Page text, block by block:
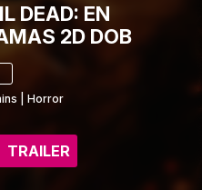
DEAD: EN
2D DOB
Horror
TRAILER